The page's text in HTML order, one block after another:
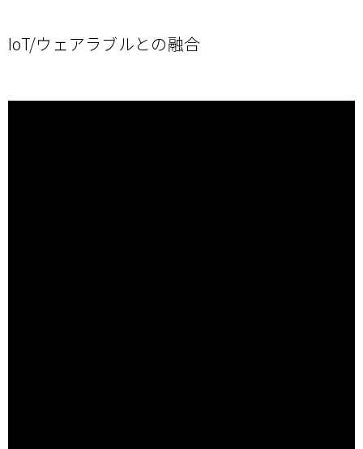
IoT/ウェアラブルとの融合